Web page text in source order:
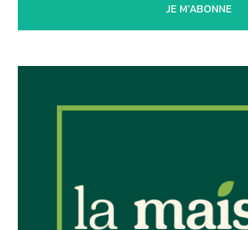
JE M'ABONNE